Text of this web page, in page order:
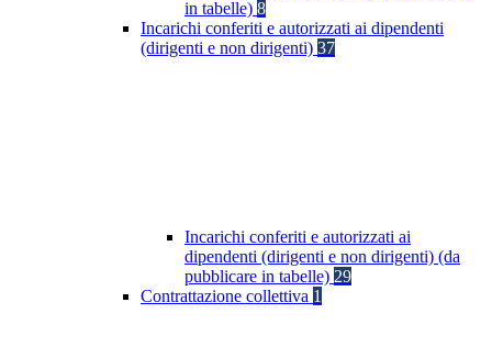
in tabelle) 8
Incarichi conferiti e autorizzati ai dipendenti
(dirigenti e non dirigenti) 37
Incarichi conferiti e autorizzati ai
dipendenti (dirigenti e non dirigenti) (da
pubblicare in tabelle) 29
Contrattazione collettiva 1